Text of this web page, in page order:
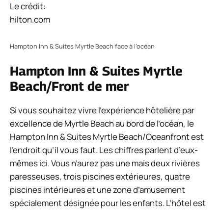
Le crédit:
hilton.com
Hampton Inn & Suites Myrtle Beach face à l’océan
Hampton Inn & Suites Myrtle
Beach/Front de mer
Si vous souhaitez vivre l’expérience hôtelière par
excellence de Myrtle Beach au bord de l’océan, le
Hampton Inn & Suites Myrtle Beach/Oceanfront est
l’endroit qu’il vous faut. Les chiffres parlent d’eux-
mêmes ici. Vous n’aurez pas une mais deux rivières
paresseuses, trois piscines extérieures, quatre
piscines intérieures et une zone d’amusement
spécialement désignée pour les enfants. L’hôtel est